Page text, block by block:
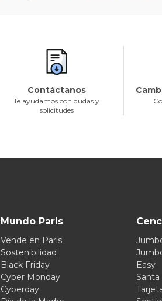
Contáctanos
Te ayudamos con dudas y
solicitudes
Mundo Paris
Vende en Paris
Sostenibilidad
Black Friday
Cyber Monday
Cyberday
Easy
Santa